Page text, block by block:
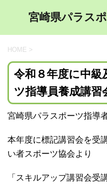
宮崎県パラス
HOME >
令和８年度に中級
ツ指導員養成講習
宮崎県パラスポーツ指導
本年度に標記講習会を受
い者スポーツ協会より
「スキルアップ講習会受